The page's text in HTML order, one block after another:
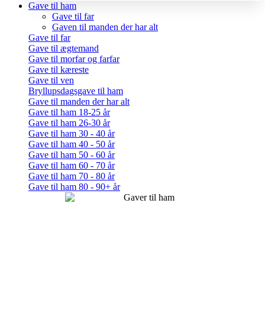
Gave til ham
Gave til far
Gaven til manden der har alt
Gave til far
Gave til ægtemand
Gave til morfar og farfar
Gave til kæreste
Gave til ven
Bryllupsdagsgave til ham
Gave til manden der har alt
Gave til ham 18-25 år
Gave til ham 26-30 år
Gave til ham 30 - 40 år
Gave til ham 40 - 50 år
Gave til ham 50 - 60 år
Gave til ham 60 - 70 år
Gave til ham 70 - 80 år
Gave til ham 80 - 90+ år